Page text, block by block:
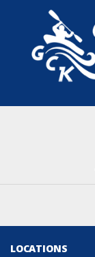
LOCATIONS